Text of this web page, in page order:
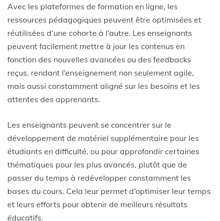
Avec les plateformes de formation en ligne, les
ressources pédagogiques peuvent être optimisées et
réutilisées d’une cohorte à l’autre. Les enseignants
peuvent facilement mettre à jour les contenus en
fonction des nouvelles avancées ou des feedbacks
reçus, rendant l’enseignement non seulement agile,
mais aussi constamment aligné sur les besoins et les
attentes des apprenants.
Les enseignants peuvent se concentrer sur le
développement de matériel supplémentaire pour les
étudiants en difficulté, ou pour approfondir certaines
thématiques pour les plus avancés, plutôt que de
passer du temps à redévelopper constamment les
bases du cours. Cela leur permet d’optimiser leur temps
et leurs efforts pour obtenir de meilleurs résultats
éducatifs.